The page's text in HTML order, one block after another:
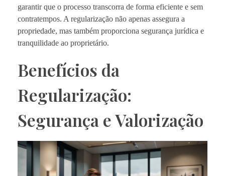
garantir que o processo transcorra de forma eficiente e sem
contratempos. A regularização não apenas assegura a
propriedade, mas também proporciona segurança jurídica e
tranquilidade ao proprietário.
Benefícios da
Regularização:
Segurança e Valorização